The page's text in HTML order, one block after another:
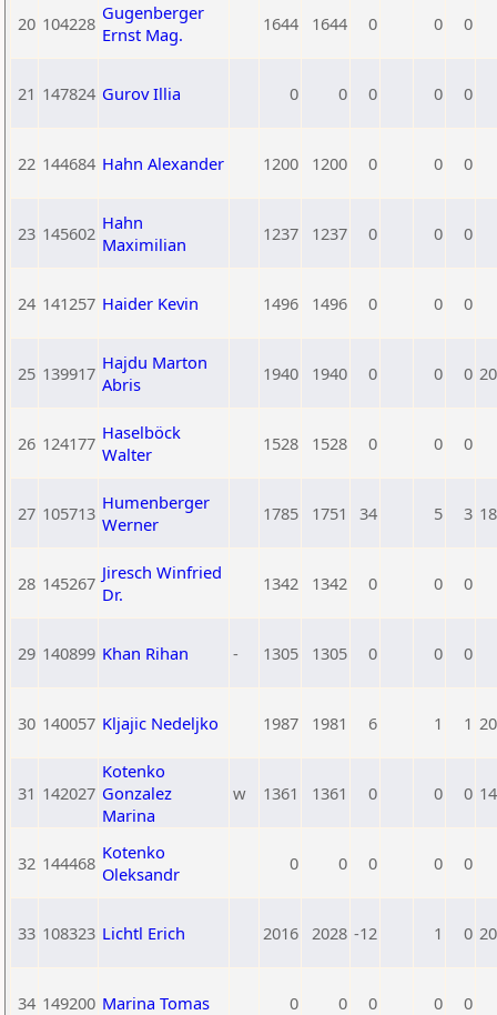
20 104228 Gugenberger
Ernst Mag.
1644 1644 0 0 0
21 147824 Gurov Illia 0 0 0 0 0
22 144684 Hahn Alexander 1200 1200 0 0 0
23 145602 Hahn
Maximilian
1237 1237 0 0 0
24 141257 Haider Kevin 1496 1496 0 0 0
25 139917 Hajdu Marton
Abris
1940 1940 0 0 0
26 124177 Haselböck
Walter
1528 1528 0 0 0
27 105713 Humenberger
Werner
1785 1751 34 5 3
28 145267 Jiresch Winfried
Dr.
1342 1342 0 0 0
29 140899 Khan Rihan - 1305 1305 0 0 0
30 140057 Kljajic Nedeljko 1987 1981 6 1 1
31 142027
Kotenko
Gonzalez
Marina
w 1361 1361 0 0 0
32 144468 Kotenko
Oleksandr
0 0 0 0 0
33 108323 Lichtl Erich 2016 2028 -12 1 0
34 149200 Marina Tomas 0 0 0 0 0